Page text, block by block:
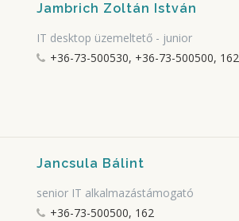
Jambrich Zoltán István
IT desktop üzemeltető - junior
+36-73-500530, +36-73-500500, 162
Jancsula Bálint
senior IT alkalmazástámogató
+36-73-500500, 162